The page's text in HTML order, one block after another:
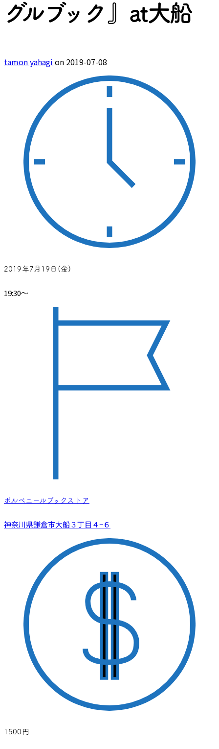
グルブック』at大船
tamon yahagi on 2019-07-08
2019年7月19日(金)
19:30～
ポルベニールブックストア
神奈川県鎌倉市大船３丁目４−６
1500円